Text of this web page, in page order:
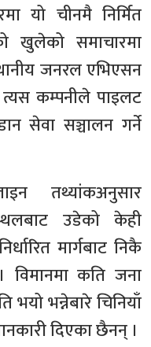
यो चीनमै निर्मित
खुलेको समाचारमा
जनरल एभिएसन
त्यस कम्पनीले पाइलट
सेवा सञ्चालन गर्ने
तथ्यांकअनुसार
उडेको केही
मार्गबाट निकै
विमानमा कति जना
भयो भन्नेबारे चिनियाँ
दिएका छैनन् ।